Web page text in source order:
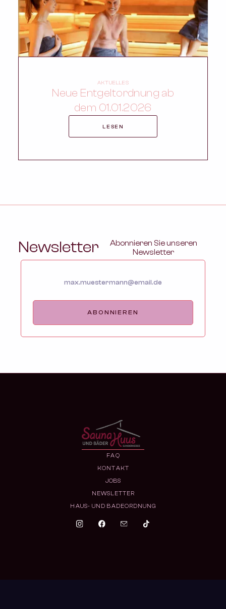
AKTUELLES
Neue Entgeltordnung ab
dem 01.01.2026
LESEN
Newsletter
Abonnieren Sie unseren
Newsletter
FAQ
KONTAKT
JOBS
NEWSLETTER
HAUS- UND BADEORDNUNG